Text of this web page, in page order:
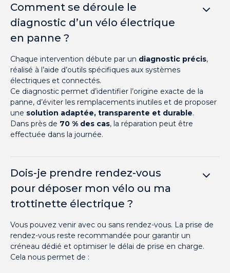
Comment se déroule le
diagnostic d’un vélo électrique
en panne ?
Chaque intervention débute par un diagnostic précis,
réalisé à l’aide d’outils spécifiques aux systèmes
électriques et connectés.
Ce diagnostic permet d’identifier l’origine exacte de la
panne, d’éviter les remplacements inutiles et de proposer
une solution adaptée, transparente et durable.
Dans près de 70 % des cas, la réparation peut être
effectuée dans la journée.
Dois-je prendre rendez-vous
pour déposer mon vélo ou ma
trottinette électrique ?
Vous pouvez venir avec ou sans rendez-vous. La prise de
rendez-vous reste recommandée pour garantir un
créneau dédié et optimiser le délai de prise en charge.
Cela nous permet de :